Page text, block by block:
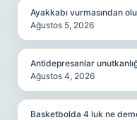
Ayakkabı vurmasından
Ağustos 5, 2026
Antidepresanlar
Ağustos 4, 2026
Basketbolda 4 luk ne